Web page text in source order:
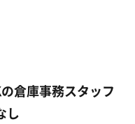
倉庫事務スタッフ
し